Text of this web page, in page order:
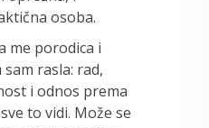
osoba.
me porodica i
rasla: rad,
i odnos prema
to vidi. Može se